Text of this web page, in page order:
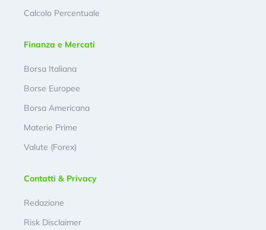
Calcolo Percentuale
Finanza e Mercati
Borsa Italiana
Borse Europee
Borsa Americana
Materie Prime
Valute (Forex)
Contatti & Privacy
Redazione
Risk Disclaimer